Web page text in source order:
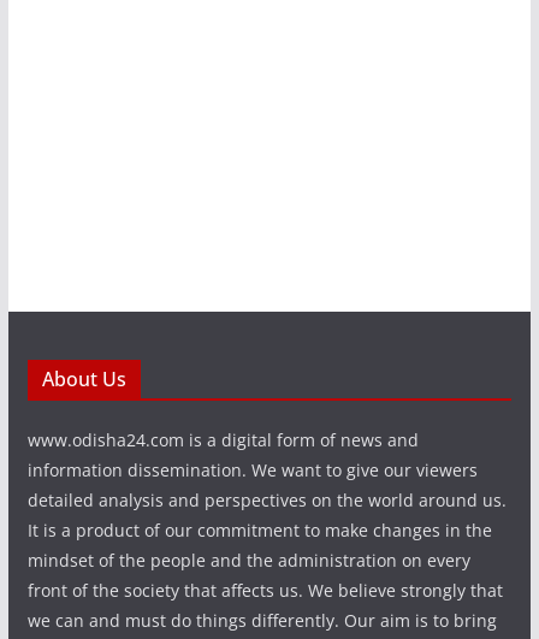
About Us
www.odisha24.com is a digital form of news and
information dissemination. We want to give our viewers
detailed analysis and perspectives on the world around us.
It is a product of our commitment to make changes in the
mindset of the people and the administration on every
front of the society that affects us. We believe strongly that
we can and must do things differently. Our aim is to bring